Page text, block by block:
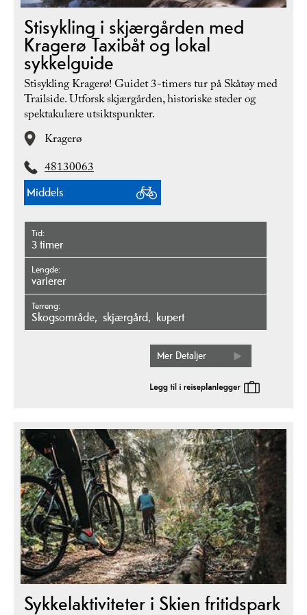
Stisykling i skjærgården med
Kragerø Taxibåt og lokal
sykkelguide
Stisykling Kragerø! Guidet 3-timers tur på Skåtøy med
Trailside. Utforsk skjærgården, historiske steder og
spektakulære utsiktspunkter.
Kragerø
48130063
Middels
Tid
3 timer
Lengde
varierer
Terreng
skogsområde skjærgård kupert
Mer Detaljer
Sykkelaktiviteter i Skien fritidspark